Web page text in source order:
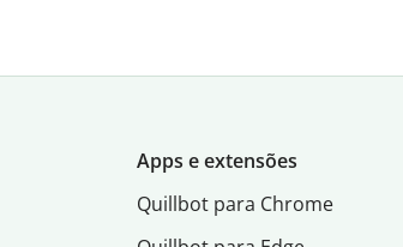
Apps e extensões
Quillbot para Chrome